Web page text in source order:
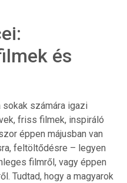
és
sokak számára igazi
friss filmek, inspiráló
éppen májusban van
feltöltődésre – legyen
filmről, vagy éppen
Tudtad, hogy a magyarok